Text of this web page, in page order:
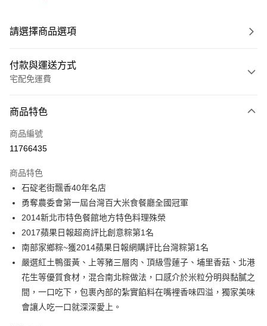
請選擇商品選項
付款與運送方式
宅配免運費
信用卡一次付款
LINE Pay
街口支付
悠遊付
Google Pay
全盈+PAY
大哥付你分期
相關說明
【大哥付你分期使用說明】
1.本服務由台灣大哥大提供，台灣大哥大用戶可立即使用無須另外申請。
AFTEE先享後付
商品特色
商品編號
11766435
商品特色
石碇老街飄香40年名店
勇奪農委會第一屆台灣百大米食餐廳全國冠軍
2014新北市特色餐館地方特色料理殊榮
2017蘋果日報超商評比創意粽第1名
南部家鄉粽~獲2014蘋果日報網購評比台灣粽第1名
嚴選紅土鴨蛋黃、上等豬三層肉、頂級雪蓮子、埔里香菇、北港
花生等優質食材，混合南北粽做法，口感介於米粒分明與黏膩之
間，一口吃下，包裹內部的紮實餡料在嘴裡香味四溢，獨家美味
會讓人吃一口就深深愛上。